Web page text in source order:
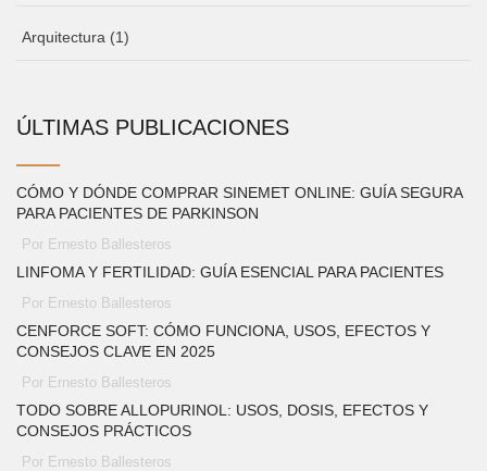
Arquitectura (1)
ÚLTIMAS PUBLICACIONES
CÓMO Y DÓNDE COMPRAR SINEMET ONLINE: GUÍA SEGURA
PARA PACIENTES DE PARKINSON
Por Ernesto Ballesteros
LINFOMA Y FERTILIDAD: GUÍA ESENCIAL PARA PACIENTES
Por Ernesto Ballesteros
CENFORCE SOFT: CÓMO FUNCIONA, USOS, EFECTOS Y
CONSEJOS CLAVE EN 2025
Por Ernesto Ballesteros
TODO SOBRE ALLOPURINOL: USOS, DOSIS, EFECTOS Y
CONSEJOS PRÁCTICOS
Por Ernesto Ballesteros